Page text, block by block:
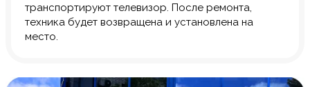
транспортируют телевизор. После ремонта,
техника будет возвращена и установлена на
место.